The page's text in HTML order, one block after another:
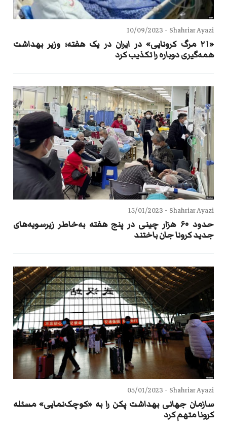
Shahriar Ayazi -
10/09/2023
«۲۱ مرگ کرونایی» در ایران در یک هفته؛ وزیر بهداشت
همه‌گیری دوباره را تکذیب کرد
Shahriar Ayazi -
15/01/2023
حدود ۶۰ هزار چینی در پنج هفته به‌خاطر زیرسویه‌های
جدید کرونا جان باختند
Shahriar Ayazi -
05/01/2023
سازمان جهانی بهداشت پکن را به «کوچک‌نمایی» مسئله
کرونا متهم کرد